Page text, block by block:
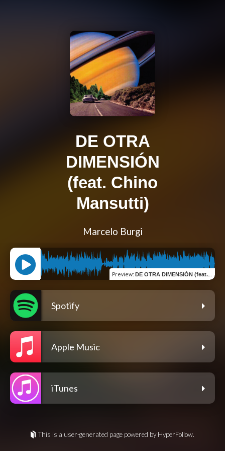
DE OTRA
DIMENSIÓN
(feat. Chino
Mansutti)
Marcelo Burgi
Preview: DE OTRA DIMENSIÓN (feat. Chino Mansutti)
Spotify
Apple Music
iTunes
This is a user-generated page powered by HyperFollow.